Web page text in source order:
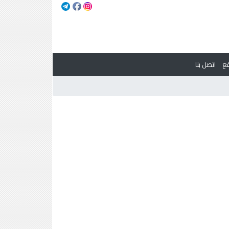
اتصل بنا